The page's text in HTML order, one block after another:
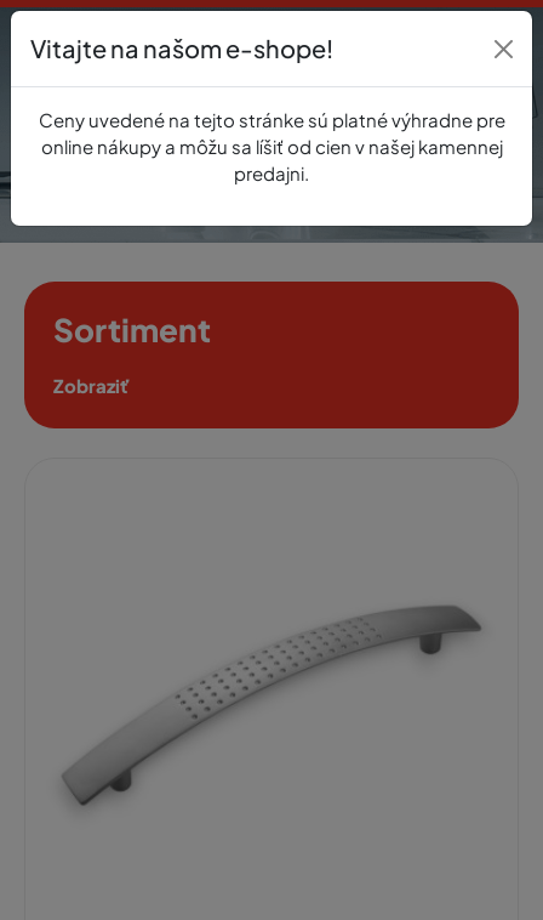
0
Sortiment
Zobraziť
Vitajte na našom e-shope!
Ceny uvedené na tejto stránke sú platné výhradne pre
online nákupy a môžu sa líšiť od cien v našej kamennej
predajni.